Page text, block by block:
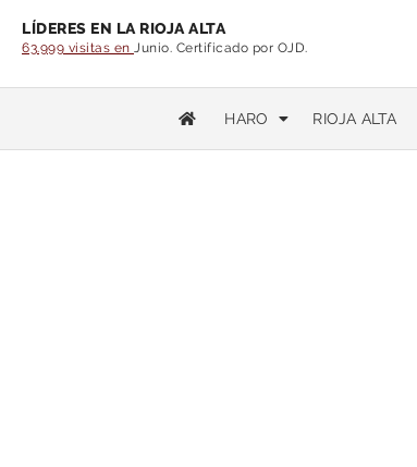
LÍDERES EN LA RIOJA ALTA
63.999 visitas en Junio. Certificado por OJD.
HARO RIOJA ALTA